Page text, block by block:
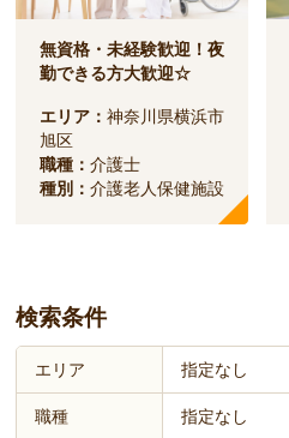
無資格・未経験歓迎！夜
勤できる方大歓迎☆
エリア：神奈川県横浜市
旭区
職種：介護士
種別：介護老人保健施設
検索条件
エリア 指定なし
職種 指定なし